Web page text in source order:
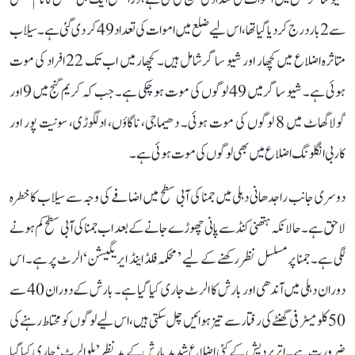
سے 2 بار درج کر دیا گیا تھا، اس لیے ضلع میں اموات کی تعداد 49 کر دی گئی ہے۔ سیلاب
متاثرہ اضلاع میں کچھار اور شیو ساگر شامل ہیں۔ کچھار میں اب تک 22 افراد کی موت
ہوئی ہے۔ شیو ساگر میں 49 لوگوں کی موت ہو چکی ہے۔ جب کہ کریم گنج میں 9 اور
گولاگھاٹ میں 8 لوگوں کی موت ہوئی۔ دھیماجی، ناگاؤں، ادلگوڑی، سونیت پور اور
کاربی انگلونگ اضلاع میں بھی لوگوں کی موت ہوئی ہے۔
دوسری جانب راجدھانی دہلی میں جمنا کی آبی سطح میں اضافے کی وجہ سے سیلاب کا خطرہ
لاحق ہے۔ حالانکہ ہتھنی کنڈ سے پانی چھوڑے جانے کے بعد اب جمنا کی آبی سطح کم ہونے
لگی ہے۔ جمنا پر مسلسل نظر رکھنے کے لیے ’ محکمہ فلڈ اینڈ ایریگیشن‘ الرٹ پر ہے۔ اس
دوران دہلی میں آندھی اور بارش کا الرٹ جاری کیا گیا ہے۔ بارش کے دوران 40 سے
50 کلو میٹر فی گھنٹے کی رفتار سے تیز ہوائیں چل سکتی ہیں، اس لیے لوگوں کو محتاط رہنے کی